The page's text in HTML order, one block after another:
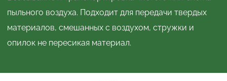
пыльного воздуха. Подходит для передачи твердых
материалов, смешанных с воздухом, стружки и
опилок не пересикая материал.